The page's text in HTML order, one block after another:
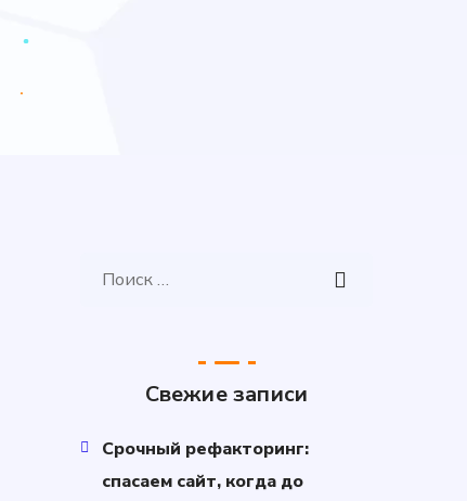
Свежие записи
Срочный рефакторинг:
спасаем сайт, когда до